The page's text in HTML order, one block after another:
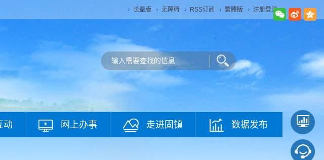
长辈版 无障碍 RSS订阅 繁體版 注册登录
动 网上办事 走进固镇 数据发布